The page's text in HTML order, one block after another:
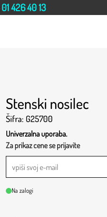
01 426 40 13
Stenski nosilec
Šifra: G25700
Univerzalna uporaba.
Za prikaz cene se prijavite
Na zalogi